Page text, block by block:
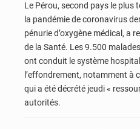
Le Pérou, second pays le plus
la pandémie de coronavirus
pénurie d’oxygène médical, a
de la Santé. Les 9.500
ont conduit le système
l’effondrement, notamment à
qui a été décrété jeudi «
autorités.